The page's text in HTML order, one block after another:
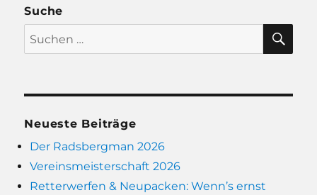
Suche
Suchen
nach:
Neueste Beiträge
Der Radsbergman 2026
Vereinsmeisterschaft 2026
Retterwerfen & Neupacken: Wenn’s ernst